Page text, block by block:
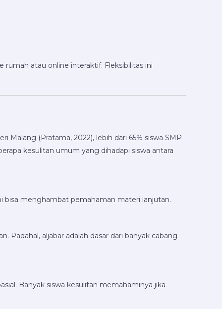
atau online interaktif. Fleksibilitas ini
Malang (Pratama, 2022), lebih dari 65% siswa SMP
kesulitan umum yang dihadapi siswa antara
bisa menghambat pemahaman materi lanjutan.
Padahal, aljabar adalah dasar dari banyak cabang
Banyak siswa kesulitan memahaminya jika